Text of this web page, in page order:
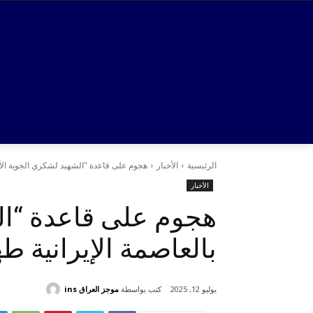
الرئيسية الأخبار هجوم على قاعدة "الشهيد لشكري الجوية
الأخبار
هجوم على قاعدة
بالعاصمة الإيرانية
يوليو 12, 2025 كتب بواسطة موجز العراق ins